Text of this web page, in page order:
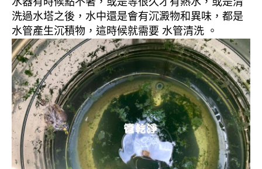
洗過水塔之後，水中還是會有沉澱物和異味，都是
水管產生沉積物，這時候就需要 水管清洗 。